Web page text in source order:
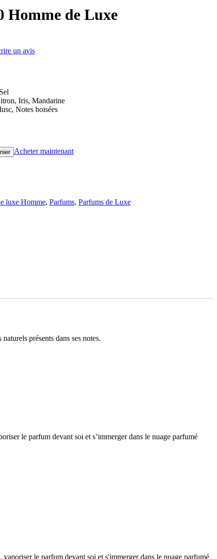
Homme de Luxe
un avis
Iris, Mandarine
Notes boisées
Acheter maintenant
luxe Homme, Parfums, Parfums de Luxe
présents dans ses notes.
le parfum devant soi et s’immerger dans le nuage parfumé
le parfum devant soi et s'immerger dans le nuage parfumé